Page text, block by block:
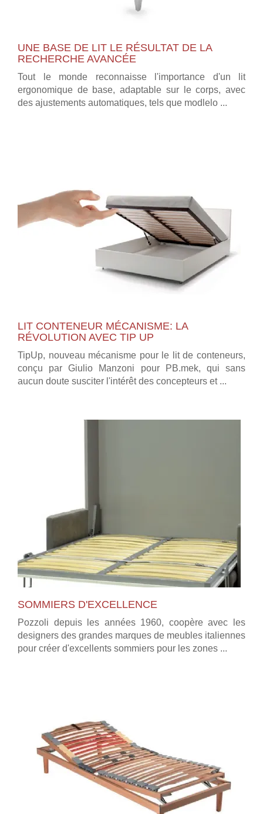
UNE BASE DE LIT LE RÉSULTAT DE LA
RECHERCHE AVANCÉE
Tout le monde reconnaisse l'importance d'un lit
ergonomique de base, adaptable sur le corps, avec
des ajustements automatiques, tels que modlelo ...
LIT CONTENEUR MÉCANISME: LA
RÉVOLUTION AVEC TIP UP
TipUp, nouveau mécanisme pour le lit de conteneurs,
conçu par Giulio Manzoni pour PB.mek, qui sans
aucun doute susciter l'intérêt des concepteurs et ...
SOMMIERS D'EXCELLENCE
Pozzoli depuis les années 1960, coopère avec les
designers des grandes marques de meubles italiennes
pour créer d'excellents sommiers pour les zones ...